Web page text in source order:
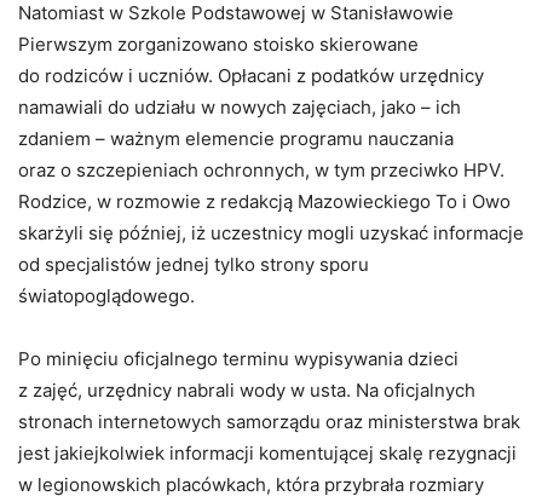
Natomiast w Szkole Podstawowej w Stanisławowie
Pierwszym zorganizowano stoisko skierowane
do rodziców i uczniów. Opłacani z podatków urzędnicy
namawiali do udziału w nowych zajęciach, jako – ich
zdaniem – ważnym elemencie programu nauczania
oraz o szczepieniach ochronnych, w tym przeciwko HPV.
Rodzice, w rozmowie z redakcją Mazowieckiego To i Owo
skarżyli się później, iż uczestnicy mogli uzyskać informacje
od specjalistów jednej tylko strony sporu
światopoglądowego.
Po minięciu oficjalnego terminu wypisywania dzieci
z zajęć, urzędnicy nabrali wody w usta. Na oficjalnych
stronach internetowych samorządu oraz ministerstwa brak
jest jakiejkolwiek informacji komentującej skalę rezygnacji
w legionowskich placówkach, która przybrała rozmiary